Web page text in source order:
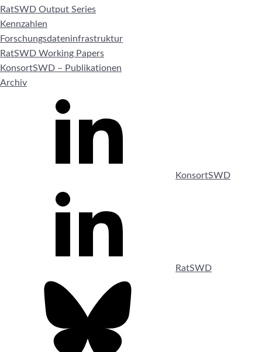
RatSWD Output Series
Kennzahlen
Forschungsdateninfrastruktur
RatSWD Working Papers
KonsortSWD – Publikationen
Archiv
KonsortSWD
RatSWD